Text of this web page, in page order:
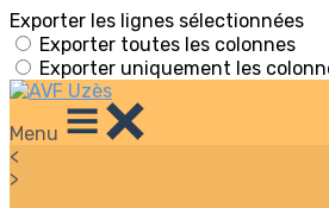
Exporter les lignes sélectionnées
Exporter toutes les colonnes
Exporter uniquement les
Menu
<
>